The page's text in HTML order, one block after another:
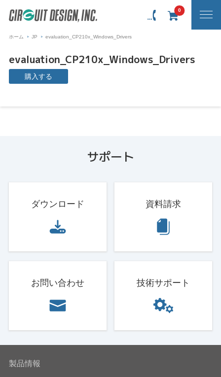
0
ホーム JP evaluation_CP210x_Windows_Drivers
evaluation_CP210x_Windows_Drivers
購入する
サポート
ダウンロード 資料請求
お問い合わせ 技術サポート
製品情報